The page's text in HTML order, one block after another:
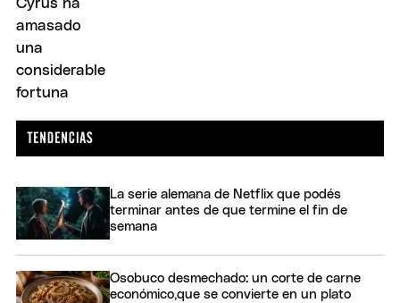
La serie alemana de Netflix que podés
terminar antes de que termine el fin de
semana
Osobuco desmechado: un corte de carne
económico,que se convierte en un plato